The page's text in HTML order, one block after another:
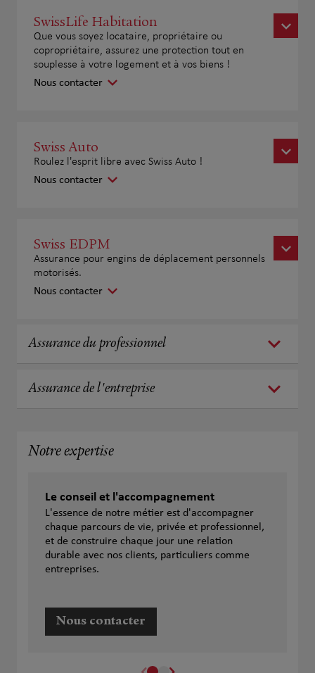
SwissLife Habitation
Que vous soyez locataire, propriétaire ou
copropriétaire, assurez une protection tout en
souplesse à votre logement et à vos biens !
Nous contacter
Swiss Auto
Roulez l'esprit libre avec Swiss Auto !
Nous contacter
Swiss EDPM
Assurance pour engins de déplacement personnels
motorisés.
Nous contacter
Assurance du professionnel
Assurance de l'entreprise
Notre expertise
Le conseil et l'accompagnement
L'essence de notre métier est d'accompagner
chaque parcours de vie, privée et professionnel,
et de construire chaque jour une relation
durable avec nos clients, particuliers comme
entreprises.
Nous contacter